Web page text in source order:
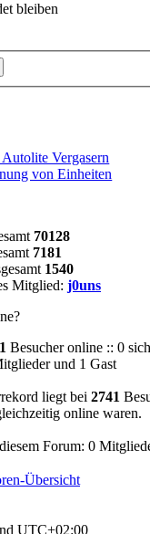
bleiben
Vergasern
von Einheiten
70128
7181
1540
Mitglied: j0uns
1 Besucher online :: 0
und 1 Gast
liegt bei 2741
online waren.
Forum: 0
Übersicht
UTC+02:00